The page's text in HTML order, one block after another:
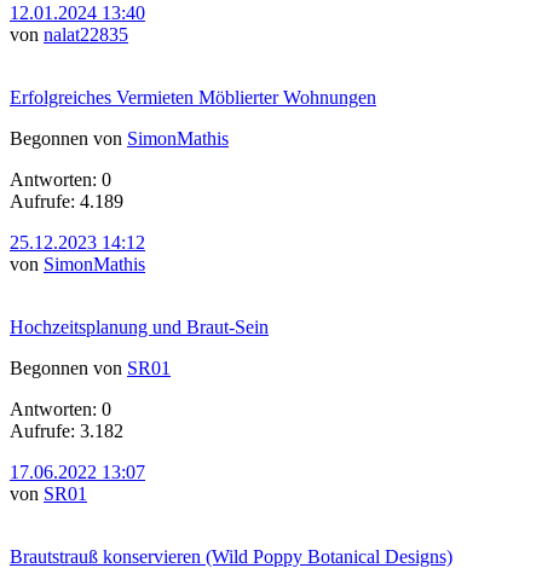
12.01.2024 13:40
von nalat22835
Erfolgreiches Vermieten Möblierter Wohnungen
Begonnen von SimonMathis
Antworten: 0
Aufrufe: 4.189
25.12.2023 14:12
von SimonMathis
Hochzeitsplanung und Braut-Sein
Begonnen von SR01
Antworten: 0
Aufrufe: 3.182
17.06.2022 13:07
von SR01
Brautstrauß konservieren (Wild Poppy Botanical Designs)